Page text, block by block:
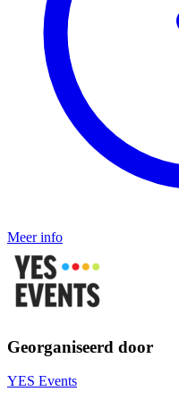
Meer info
Georganiseerd door
YES Events